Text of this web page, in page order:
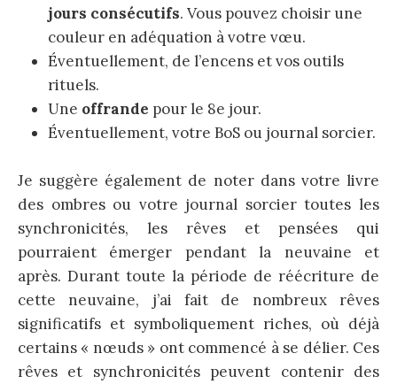
jours consécutifs. Vous pouvez choisir une
couleur en adéquation à votre vœu.
Éventuellement, de l’encens et vos outils
rituels.
Une offrande pour le 8e jour.
Éventuellement, votre BoS ou journal sorcier.
Je suggère également de noter dans votre livre
des ombres ou votre journal sorcier toutes les
synchronicités, les rêves et pensées qui
pourraient émerger pendant la neuvaine et
après. Durant toute la période de réécriture de
cette neuvaine, j’ai fait de nombreux rêves
significatifs et symboliquement riches, où déjà
certains « nœuds » ont commencé à se délier. Ces
rêves et synchronicités peuvent contenir des